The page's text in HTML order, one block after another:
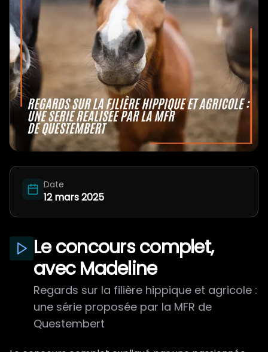
Les ateliers radio
Faire un don
Qui on est ?
Date
12 mars 2025
Le concours complet,
avec Madeline
Regards sur la filière hippique et agricole :
une série proposée par la MFR de
Questembert